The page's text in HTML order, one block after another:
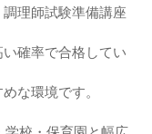
理師試験準備講座
確率で合格してい
な環境です。